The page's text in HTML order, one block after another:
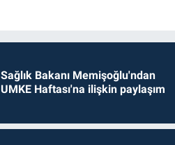
Sağlık Bakanı Memişoğlu'ndan
UMKE Haftası'na ilişkin paylaşım